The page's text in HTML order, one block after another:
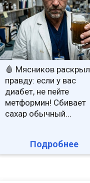
🩸 Мясников раскрыл
правду: если у вас
диабет, не пейте
метформин! Сбивает
сахар обычный...
Подробнее